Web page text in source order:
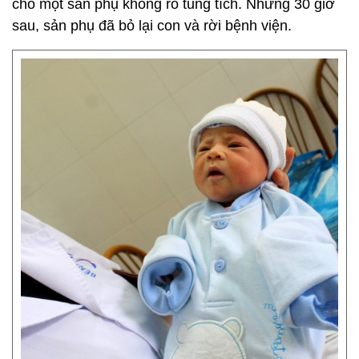
cho một sản phụ không rõ tung tích. Nhưng 30 giờ
sau, sản phụ đã bỏ lại con và rời bệnh viện.